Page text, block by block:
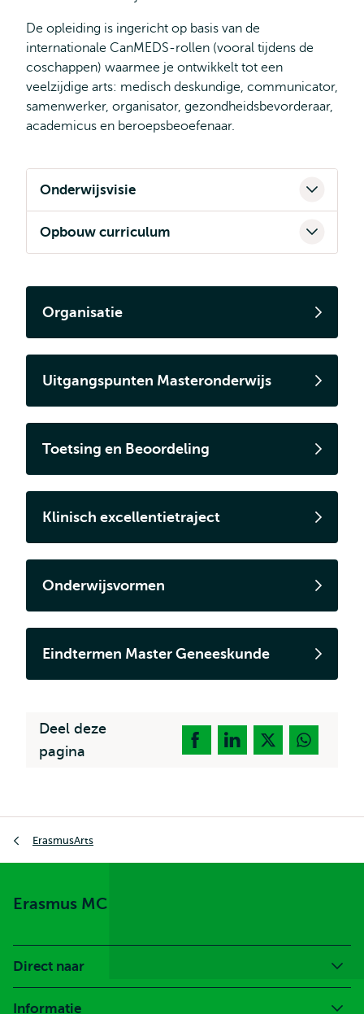
De opleiding is ingericht op basis van de
internationale CanMEDS-rollen (vooral tijdens de
coschappen) waarmee je ontwikkelt tot een
veelzijdige arts: medisch deskundige, communicator,
samenwerker, organisator, gezondheidsbevorderaar,
academicus en beroepsbeoefenaar.
Onderwijsvisie
Opbouw curriculum
Organisatie
Uitgangspunten Masteronderwijs
Toetsing en Beoordeling
Klinisch excellentietraject
Onderwijsvormen
Eindtermen Master Geneeskunde
Deel deze
pagina
ErasmusArts
Erasmus MC
Direct naar
Informatie